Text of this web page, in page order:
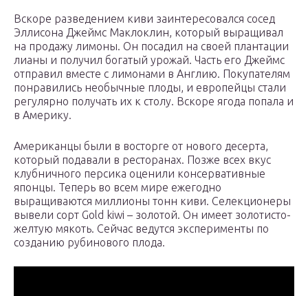
Вскоре разведением киви заинтересовался сосед
Эллисона Джеймс Маклоклин, который выращивал
на продажу лимоны. Он посадил на своей плантации
лианы и получил богатый урожай. Часть его Джеймс
отправил вместе с лимонами в Англию. Покупателям
понравились необычные плоды, и европейцы стали
регулярно получать их к столу. Вскоре ягода попала и
в Америку.
Американцы были в восторге от нового десерта,
который подавали в ресторанах. Позже всех вкус
клубничного персика оценили консервативные
японцы. Теперь во всем мире ежегодно
выращиваются миллионы тонн киви. Селекционеры
вывели сорт Gold kiwi – золотой. Он имеет золотисто-
желтую мякоть. Сейчас ведутся эксперименты по
созданию рубинового плода.